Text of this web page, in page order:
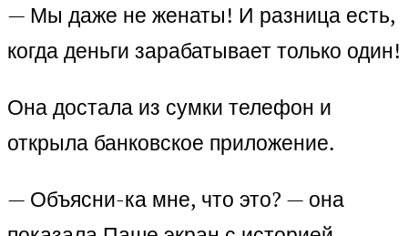
— Мы даже не женаты! И разница есть,
когда деньги зарабатывает только один!
Она достала из сумки телефон и
открыла банковское приложение.
— Объясни-ка мне, что это? — она